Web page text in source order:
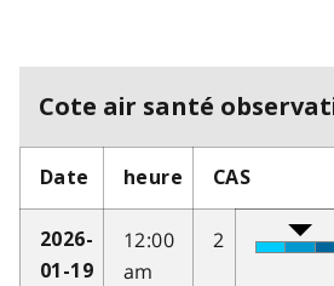
Cote air santé
Date heure CAS
2026-
01-19
12:00
am
2